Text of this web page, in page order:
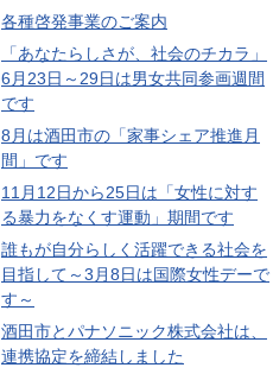
各種啓発事業のご案内
「あなたらしさが、社会のチカラ」
6月23日～29日は男女共同参画週間
です
8月は酒田市の「家事シェア推進月
間」です
11月12日から25日は「女性に対す
る暴力をなくす運動」期間です
誰もが自分らしく活躍できる社会を
目指して～3月8日は国際女性デーで
す～
酒田市とパナソニック株式会社は、
連携協定を締結しました